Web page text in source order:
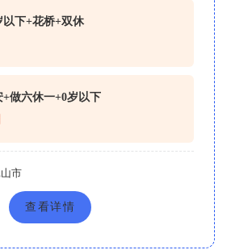
以下+花桥+双休
做六休一+0岁以下
市
查看详情